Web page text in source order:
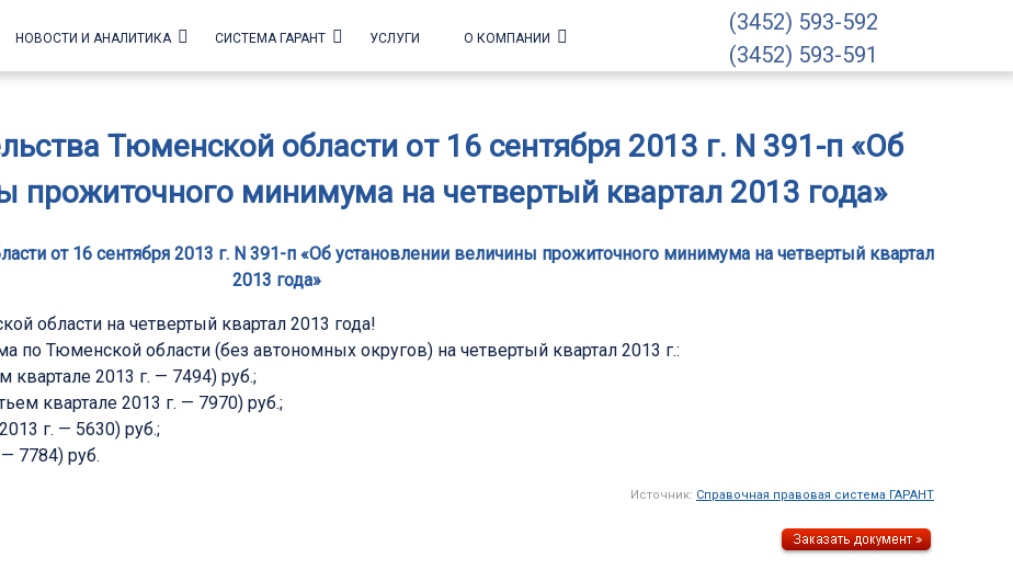
НОВОСТИ И АНАЛИТИКА СИСТЕМА ГАРАНТ УСЛУГИ О КОМПАНИИ
(3452) 593-592
(3452) 593-591
Тюменской области от 16 сентября 2013 г. N 391-п «Об
прожиточного минимума на четвертый квартал 2013 года»
от 16 сентября 2013 г. N 391-п «Об установлении величины прожиточного минимума на четвертый квартал
2013 года»
области на четвертый квартал 2013 года!
по Тюменской области (без автономных округов) на четвертый квартал 2013 г.:
квартале 2013 г. — 7494) руб.;
квартале 2013 г. — 7970) руб.;
г. — 5630) руб.;
7784) руб.
Источник: Справочная правовая система ГАРАНТ